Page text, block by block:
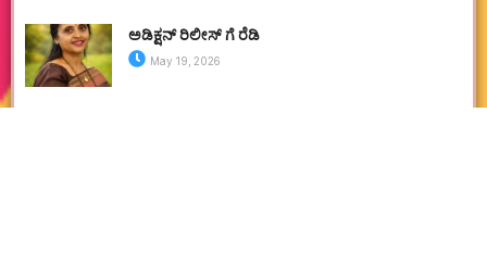
ಅಡಿಕ್ಷನ್ ರಿಲೀಸ್ ಗೆ ರೆಡಿ
May 19, 2026